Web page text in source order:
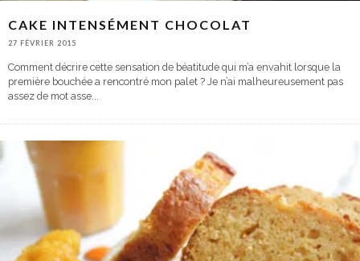
CAKE INTENSÉMENT CHOCOLAT
27 FÉVRIER 2015
Comment décrire cette sensation de béatitude qui m’a envahit lorsque la
première bouchée a rencontré mon palet ? Je n’ai malheureusement pas
assez de mot asse